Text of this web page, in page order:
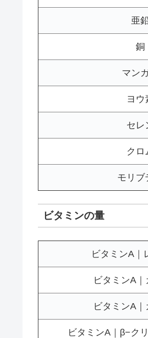
亜
銅
マン
ヨウ
セレ
クロ
モリブ
ビタミンの量
ビタミンA｜
ビタミンA
ビタミンA
ビタミンA｜β−ク